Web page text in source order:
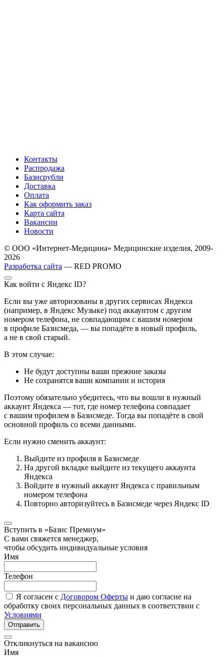
Контакты
Распродажа
Базисрубли
Доставка
Оплата
Как оформить заказ
Карта сайта
Вакансии
Новости
© ООО «Интернет-Медицина» Медицинские изделия, 2009-
2026
Разработка сайта — RED PROMO
Как войти с Яндекс ID?
Если вы уже авторизованы в других сервисах Яндекса
(например, в Яндекс Музыке) под аккаунтом с другим
номером телефона, не совпадающим с вашим номером
в профиле Базисмеда, — вы попадёте в новый профиль,
а не в свой старый.
В этом случае:
Не будут доступны ваши прежние заказы
Не сохранятся ваши компании и история
Поэтому обязательно убедитесь, что вы вошли в нужный
аккаунт Яндекса — тот, где номер телефона совпадает
с вашим профилем в Базисмеде. Тогда вы попадёте в свой
основной профиль со всеми данными.
Если нужно сменить аккаунт:
Выйдите из профиля в Базисмеде
На другой вкладке выйдите из текущего аккаунта
Яндекса
Войдите в нужный аккаунт Яндекса с правильным
номером телефона
Повторно авторизуйтесь в Базисмеде через Яндекс ID
Вступить в «Базис Премиум»
С вами свяжется менеджер,
чтобы обсудить индивидуальные условия
Имя
Телефон
Я согласен с Договором Оферты и даю согласие на
обработку своих персональных данных в соответствии с
Условиями
Отправить
Откликнуться на вакансию
Имя